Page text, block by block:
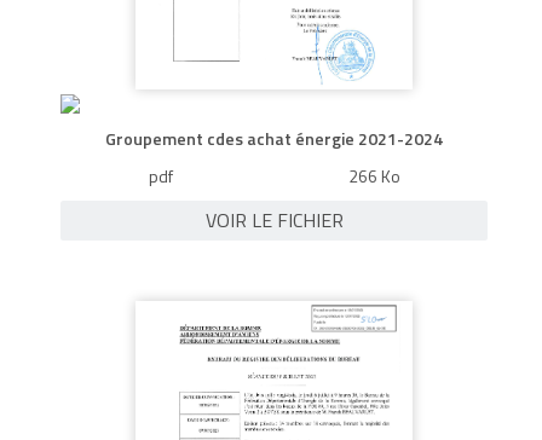
Groupement cdes achat énergie 2021-2024
pdf
266 Ko
VOIR LE FICHIER